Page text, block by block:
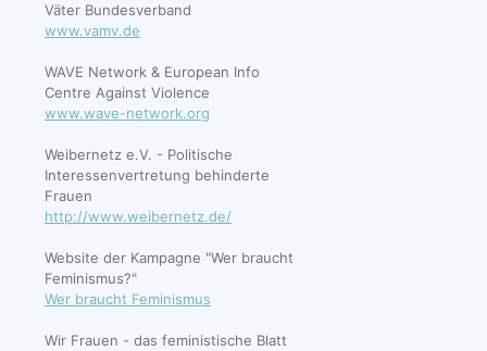
Väter Bundesverband
www.vamv.de
WAVE Network & European Info
Centre Against Violence
www.wave-network.org
Weibernetz e.V. - Politische
Interessenvertretung behinderte
Frauen
http://www.weibernetz.de/
Website der Kampagne "Wer braucht
Feminismus?"
Wer braucht Feminismus
Wir Frauen - das feministische Blatt